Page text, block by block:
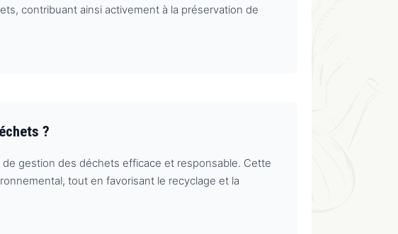
contribuant ainsi activement à la préservation de
?
gestion des déchets efficace et responsable. Cette
tout en favorisant le recyclage et la